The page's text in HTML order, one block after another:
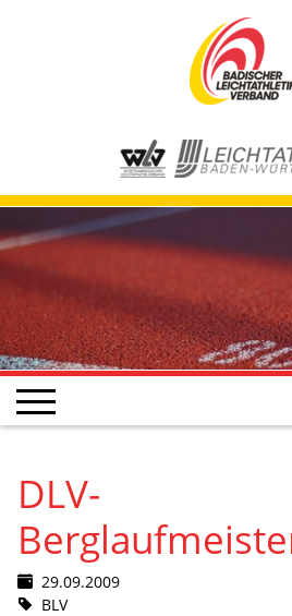
DLV-
29.09.2009
BLV